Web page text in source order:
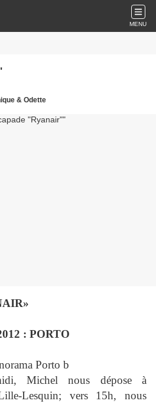
MENU
& Odette
: PORTO
Michel nous dépose à
Lesquin; vers 15h, nous